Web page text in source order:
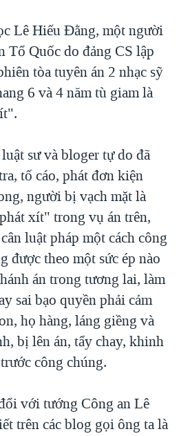
Lê Hiếu Đằng, một người
Tổ Quốc do đảng CS lập
tòa tuyên án 2 nhạc sỹ
6 và 4 năm tù giam là
sư và bloger tự do đã
tố cáo, phát đơn kiện
người bị vạch mặt là
xít" trong vụ án trên,
luật pháp một cách công
được theo một sức ép nào
án trong tương lai, làm
sai bạo quyền phải cảm
họ hàng, láng giềng và
bị lên án, tẩy chay, khinh
công chúng.
với tướng Công an Lê
trên các blog gọi ông ta là